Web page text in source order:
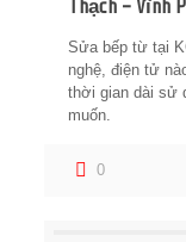
Thạch – Vĩnh
Sửa bếp từ tại
nghệ, điện tử
thời gian dài sử
muốn.
0